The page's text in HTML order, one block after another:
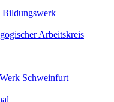
Bildungswerk
Arbeitskreis
Schweinfurt